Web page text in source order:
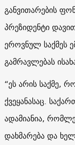
განვითარების
პრეზიდენტი
ეროვნულ საქმეს
გამრავლებას
“ეს არის საქმე,
ქვეყანასაც.
ადამიანია,
დახმარება და